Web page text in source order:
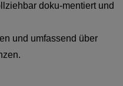
doku-mentiert und
und umfassend über